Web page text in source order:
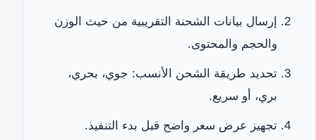
إرسال بيانات الشحنة التقريبية من حيث الوزن
والحجم والمحتوى.
تحديد طريقة الشحن الأنسب: جوي، بحري،
بري، أو سريع.
تجهيز عرض سعر واضح قبل بدء التنفيذ.